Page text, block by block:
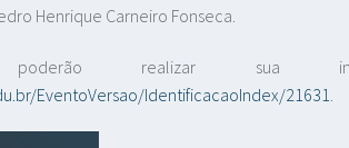
Henrique Carneiro Fonseca.
poderão realizar sua
EventoVersao/IdentificacaoIndex/21631